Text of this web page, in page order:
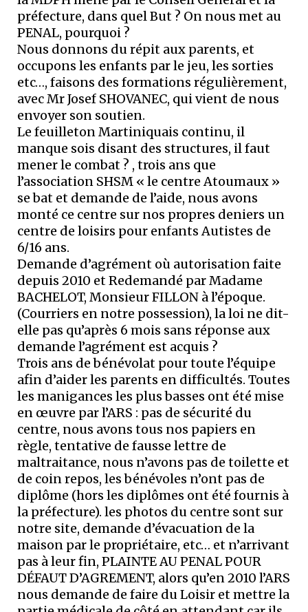
préfecture, dans quel But ? On nous met au
PENAL, pourquoi ?
Nous donnons du répit aux parents, et
occupons les enfants par le jeu, les sorties
etc…, faisons des formations régulièrement,
avec Mr Josef SHOVANEC, qui vient de nous
envoyer son soutien.
Le feuilleton Martiniquais continu, il
manque sois disant des structures, il faut
mener le combat ? , trois ans que
l’association SHSM « le centre Atoumaux »
se bat et demande de l’aide, nous avons
monté ce centre sur nos propres deniers un
centre de loisirs pour enfants Autistes de
6/16 ans.
Demande d’agrément où autorisation faite
depuis 2010 et Redemandé par Madame
BACHELOT, Monsieur FILLON à l’époque.
(Courriers en notre possession), la loi ne dit-
elle pas qu’après 6 mois sans réponse aux
demande l’agrément est acquis ?
Trois ans de bénévolat pour toute l’équipe
afin d’aider les parents en difficultés. Toutes
les manigances les plus basses ont été mise
en œuvre par l’ARS : pas de sécurité du
centre, nous avons tous nos papiers en
règle, tentative de fausse lettre de
maltraitance, nous n’avons pas de toilette et
de coin repos, les bénévoles n’ont pas de
diplôme (hors les diplômes ont été fournis à
la préfecture). les photos du centre sont sur
notre site, demande d’évacuation de la
maison par le propriétaire, etc… et n’arrivant
pas à leur fin, PLAINTE AU PENAL POUR
DÉFAUT D’AGREMENT, alors qu’en 2010 l’ARS
nous demande de faire du Loisir et mettre la